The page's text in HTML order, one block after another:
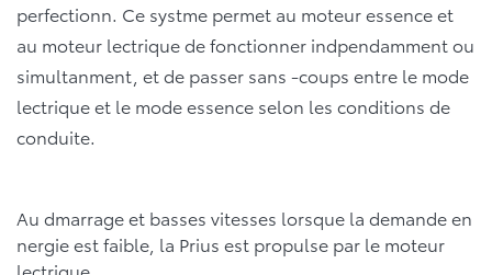
perfectionn. Ce systme permet au moteur essence et
au moteur lectrique de fonctionner indpendamment ou
simultanment, et de passer sans -coups entre le mode
lectrique et le mode essence selon les conditions de
conduite.
Au dmarrage et basses vitesses lorsque la demande en
nergie est faible, la Prius est propulse par le moteur